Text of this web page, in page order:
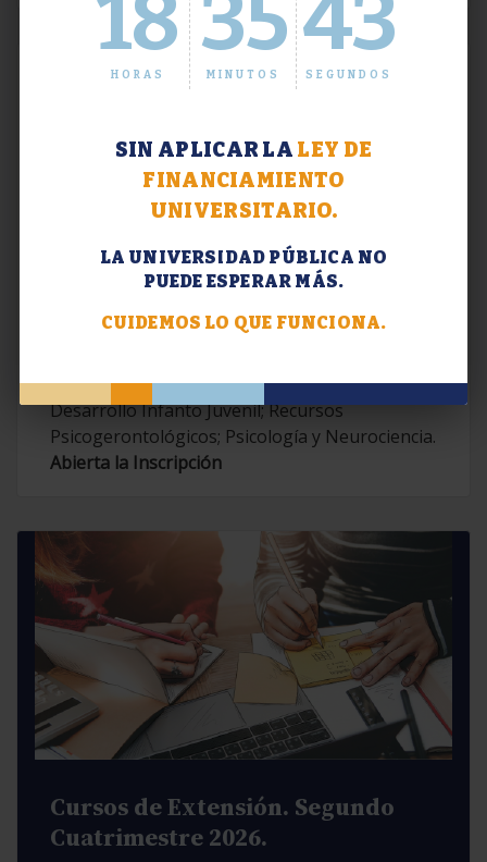
18
HORAS
35
MINUTOS
44
SEGUNDOS
SIN APLICAR LA LEY DE
FINANCIAMIENTO
UNIVERSITARIO.
LA UNIVERSIDAD PÚBLICA NO
PUEDE ESPERAR MÁS.
CUIDEMOS LO QUE FUNCIONA.
Extensión. Diplomaturas 2026.
Contemporáneas; Problemáticas en el
Desarrollo Infanto Juvenil; Recursos
Psicogerontológicos; Psicología y Neurociencia.
Abierta la Inscripción
Cursos de Extensión. Segundo
Cuatrimestre 2026.